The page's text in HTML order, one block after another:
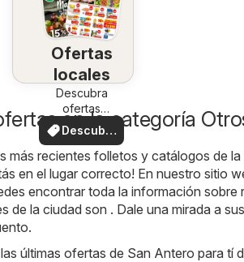
Ofertas
locales
Descubra
ofertas
especiales
Descubre
ofertas
en la categoría
más recientes folletos y catálogos de
en el lugar correcto! En nuestro sitio
encontrar toda la información sobre
de la ciudad son . Dale una mirada a
últimas ofertas de San Antero para tí